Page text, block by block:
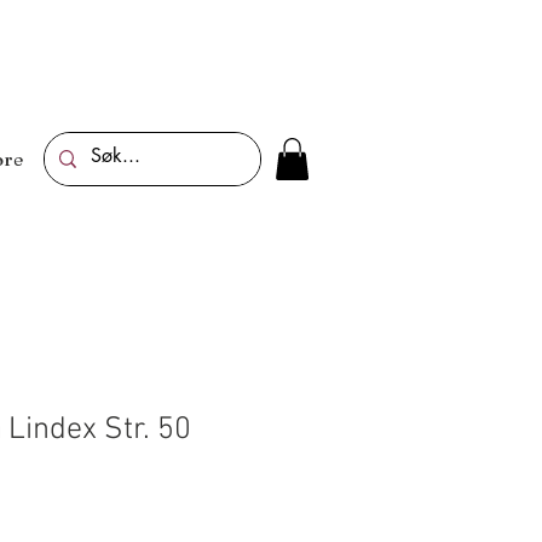
Str. 50